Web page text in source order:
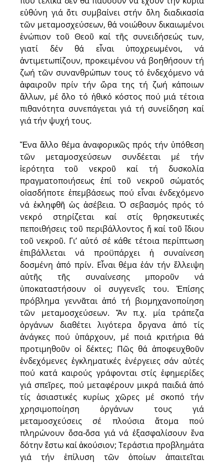
εὐθύνη γιά ὅτι συμβαίνει στήν ὅλη διαδικασία
τῶν μεταμοσχεύσεων, θά νοιώθουν δικαιωμένοι
ἐνώπιον τοῦ Θεοῦ καί τῆς συνειδήσεώς των,
γιατί δέν θά εἶναι ὑποχρεωμένοι, νά
ἀντιμετωπίζουν, προκειμένου νά βοηθήσουν τή
ζωή τῶν συνανθρώπων τους τό ἐνδεχόμενο νά
ἀφαιροῦν πρίν τήν ὥρα της τή ζωή κάποιων
ἄλλων, μέ ὅλο τό ἠθικό κόστος πού μιά τέτοια
πιθανότητα συνεπάγεται γιά τή συνείδηση καί
γιά τήν ψυχή τους.
Ἕνα ἄλλο θέμα ἀναφορικῶς πρός τήν ὑπόθεση
τῶν μεταμοσχεύσεων συνδέεται μέ τήν
ἱερότητα τοῦ νεκροῦ καί τή δυσκολία
πραγματοποιήσεως ἐπί τοῦ νεκροῦ σώματός
οἱασδήποτε ἐπεμβάσεως πού εἶναι ἐνδεχόμενο
νά ἐκληφθῆ ὡς ἀσέβεια. Ὁ σεβασμός πρός τό
νεκρό στηρίζεται καί στίς θρησκευτικές
πεποιθήσεις τοῦ περιβάλλοντος ἤ καί τοῦ ἴδιου
τοῦ νεκροῦ. Γι’ αὐτό σέ κάθε τέτοια περίπτωση
ἐπιβάλλεται νά προϋπάρχει ἡ συναίνεση
δοσμένη ἀπό πρίν. Εἶναι θέμα ἐάν τήν ἔλλειψη
αὐτῆς τῆς συναίνεσης μποροῦν νά
ὑποκαταστήσουν οἱ συγγενεῖς του. Ἐπίσης
πρόβλημα γεννᾶται ἀπό τή βιομηχανοποίηση
τῶν μεταμοσχεύσεων. Ἄν π.χ. μία τράπεζα
ὀργάνων διαθέτει λιγότερα ὄργανα ἀπό τίς
ἀνάγκες πού ὑπάρχουν, μέ ποιά κριτήρια θά
προτιμηθοῦν οἱ δέκτες; Πῶς θά ἀποφευχθοῦν
ἐνδεχόμενες ἐγκληματικές ἐνέργειες σάν αὐτές
πού κατά καιρούς γράφονται στίς ἐφημερίδες
γιά σπεῖρες, πού μεταφέρουν μικρά παιδιά ἀπό
τίς ἀσιαστικές κυρίως χῶρες μέ σκοπό τήν
χρησιμοποίηση ὀργάνων τους γιά
μεταμοσχεύσεις σέ πλούσια ἄτομα πού
πληρώνουν ὅσα-ὅσα γιά νά ἐξασφαλίσουν ἕνα
δότην ἔστω καί ἀκούσιον; Τεράστια προβλημάτα
γιά τήν ἐπίλυση τῶν ὁποίων ἀπαιτεῖται